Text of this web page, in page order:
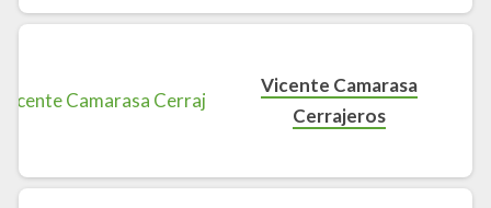
Vicente Camarasa
Cerrajeros